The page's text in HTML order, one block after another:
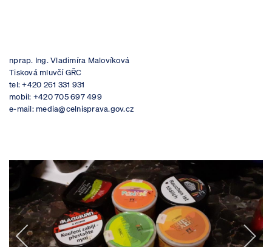
nprap. Ing. Vladimíra Malovíková
Tisková mluvčí GŘC
tel: +420 261 331 931
mobil: +420 705 697 499
e-mail: media@celnisprava.gov.cz